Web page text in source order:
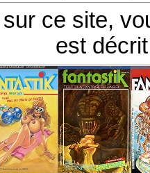
ce site,
est